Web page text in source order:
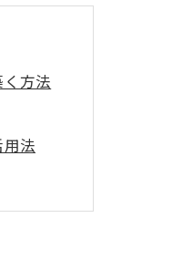
方法
法
法
能性